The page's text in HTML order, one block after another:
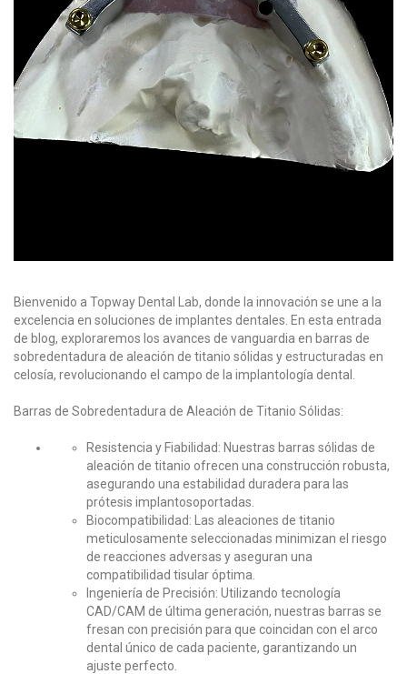
Bienvenido a Topway Dental Lab, donde la innovación se une a la
excelencia en soluciones de implantes dentales. En esta entrada
de blog, exploraremos los avances de vanguardia en barras de
sobredentadura de aleación de titanio sólidas y estructuradas en
celosía, revolucionando el campo de la implantología dental.
Barras de Sobredentadura de Aleación de Titanio Sólidas:
Resistencia y Fiabilidad: Nuestras barras sólidas de
aleación de titanio ofrecen una construcción robusta,
asegurando una estabilidad duradera para las
prótesis implantosoportadas.
Biocompatibilidad: Las aleaciones de titanio
meticulosamente seleccionadas minimizan el riesgo
de reacciones adversas y aseguran una
compatibilidad tisular óptima.
Ingeniería de Precisión: Utilizando tecnología
CAD/CAM de última generación, nuestras barras se
fresan con precisión para que coincidan con el arco
dental único de cada paciente, garantizando un
ajuste perfecto.